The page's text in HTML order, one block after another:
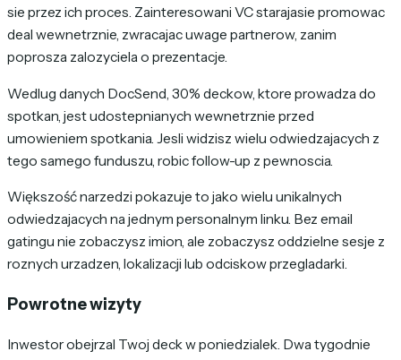
sie przez ich proces. Zainteresowani VC starajasie promowac
deal wewnetrznie, zwracajac uwage partnerow, zanim
poprosza zalozyciela o prezentacje.
Wedlug danych DocSend, 30% deckow, ktore prowadza do
spotkan, jest udostepnianych wewnetrznie przed
umowieniem spotkania. Jesli widzisz wielu odwiedzajacych z
tego samego funduszu, robic follow-up z pewnoscia.
Większość narzedzi pokazuje to jako wielu unikalnych
odwiedzajacych na jednym personalnym linku. Bez email
gatingu nie zobaczysz imion, ale zobaczysz oddzielne sesje z
roznych urzadzen, lokalizacji lub odciskow przegladarki.
Powrotne wizyty
Inwestor obejrzal Twoj deck w poniedzialek. Dwa tygodnie